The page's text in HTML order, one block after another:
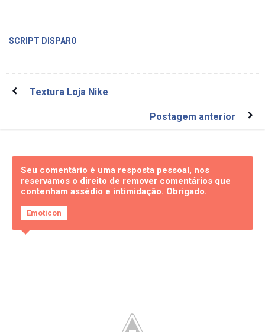
SCRIPT DISPARO
Textura Loja Nike
Postagem anterior
Seu comentário é uma resposta pessoal, nos
reservamos o direito de remover comentários que
contenham assédio e intimidação. Obrigado.
Emoticon